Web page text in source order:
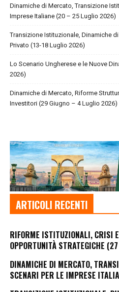
Dinamiche di Mercato, Transizione
Imprese Italiane (20 – 25 Luglio 2026)
Transizione Istituzionale, Dinamiche
Privato (13-18 Luglio 2026)
Lo Scenario Ungherese e le Nuove
2026)
Dinamiche di Mercato, Riforme
Investitori (29 Giugno – 4 Luglio 2026)
ARTICOLI RECENTI
RIFORME ISTITUZIONALI, CRISI
OPPORTUNITÀ STRATEGICHE
DINAMICHE DI MERCATO,
SCENARI PER LE IMPRESE